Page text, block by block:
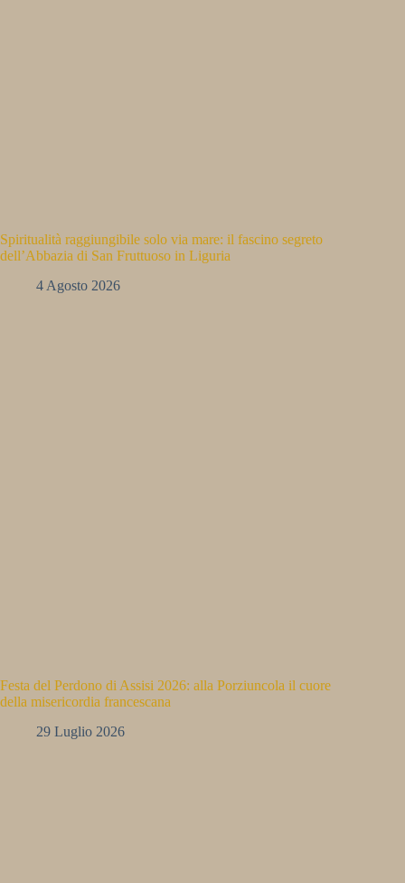
Spiritualità raggiungibile solo via mare: il fascino segreto
dell’Abbazia di San Fruttuoso in Liguria
4 Agosto 2026
Festa del Perdono di Assisi 2026: alla Porziuncola il cuore
della misericordia francescana
29 Luglio 2026